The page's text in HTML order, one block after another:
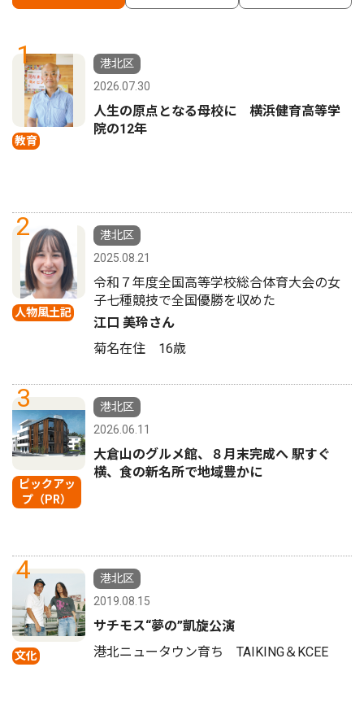
1
教育
港北区
2026.07.30
人生の原点となる母校に 横浜健育高等学
院の12年
2
人物風土記
港北区
2025.08.21
令和７年度全国高等学校総合体育大会の女
子七種競技で全国優勝を収めた
江口 美玲さん
菊名在住 16歳
3
ピックアッ
プ（PR）
港北区
2026.06.11
大倉山のグルメ館、８月末完成へ 駅すぐ
横、食の新名所で地域豊かに
4
文化
港北区
2019.08.15
サチモス“夢の”凱旋公演
港北ニュータウン育ち TAIKING＆KCEE